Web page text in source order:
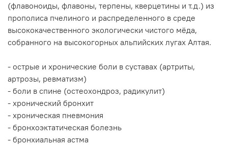
(флавоноиды, флавоны, терпены, кверцетины и т.д.) из
прополиса пчелиного и распределенного в среде
высококачественного экологически чистого мёда,
собранного на высокогорных альпийских лугах Алтая.
- острые и хронические боли в суставах (артриты,
артрозы, ревматизм)
- боли в спине (остеохондроз, радикулит)
- хронический бронхит
- хроническая пневмония
- бронхоэктатическая болезнь
- бронхиальная астма